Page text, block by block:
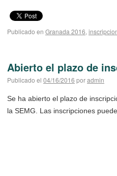
Publicado en Granada 2016,
Abierto el plazo de
Publicado el 04/16/2016 poradmin
Se ha abierto el plazo de
la SEMG. Las inscripciones